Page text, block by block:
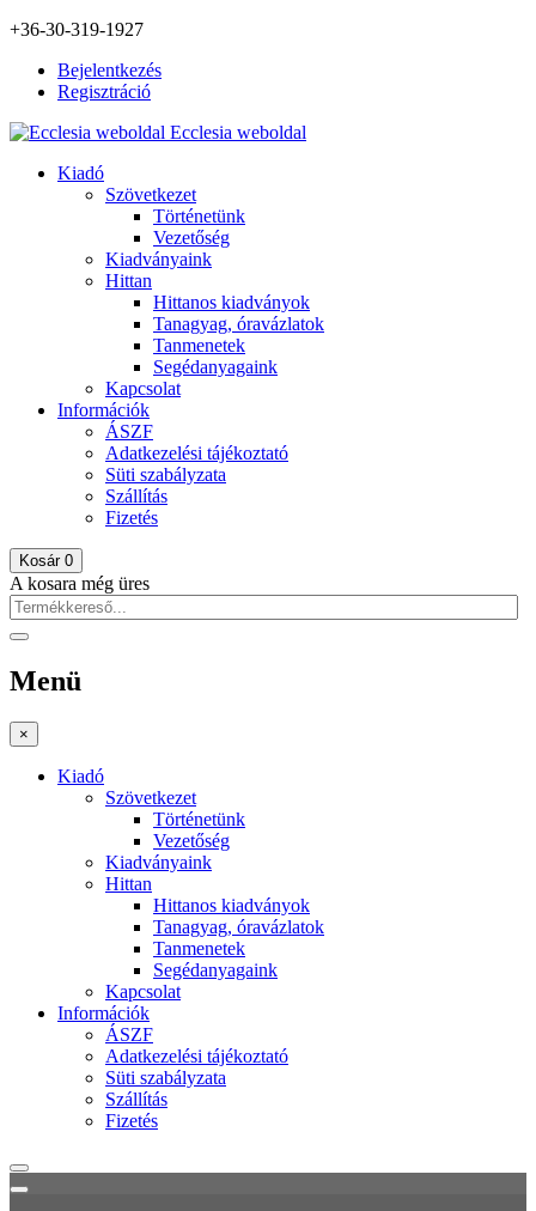
+36-30-319-1927
Bejelentkezés
Regisztráció
Ecclesia weboldal
Kiadó
Szövetkezet
Történetünk
Vezetőség
Kiadványaink
Hittan
Hittanos kiadványok
Tanagyag, óravázlatok
Tanmenetek
Segédanyagaink
Kapcsolat
Információk
ÁSZF
Adatkezelési tájékoztató
Süti szabályzata
Szállítás
Fizetés
Kosár 0
A kosara még üres
Menü
×
Kiadó
Szövetkezet
Történetünk
Vezetőség
Kiadványaink
Hittan
Hittanos kiadványok
Tanagyag, óravázlatok
Tanmenetek
Segédanyagaink
Kapcsolat
Információk
ÁSZF
Adatkezelési tájékoztató
Süti szabályzata
Szállítás
Fizetés